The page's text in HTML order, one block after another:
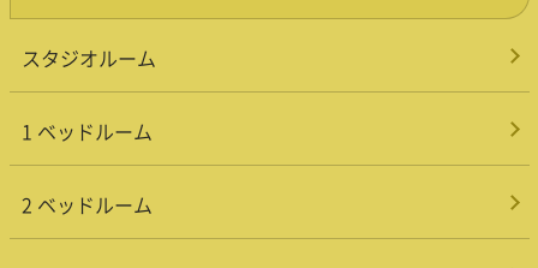
スタジオルーム
1 ベッドルーム
2 ベッドルーム